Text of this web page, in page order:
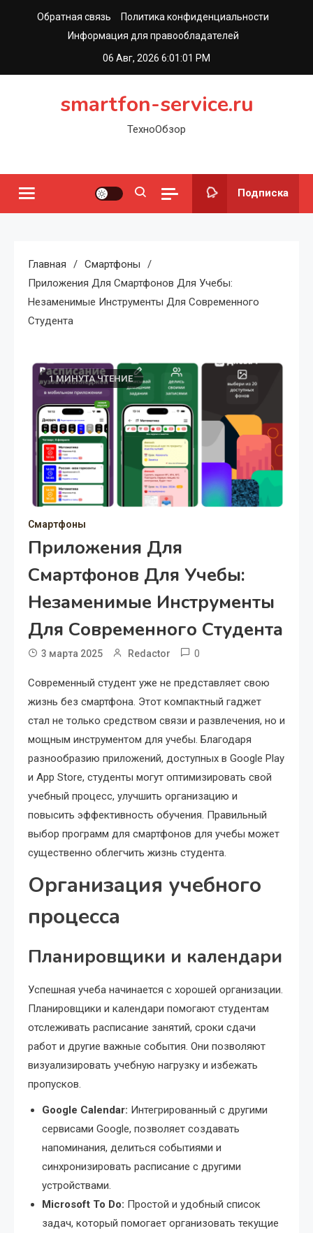
Обратная связь
Политика конфиденциальности
Информация для правообладателей
06 Авг, 2026 6:01:02 PM
smartfon-service.ru
ТехноОбзор
Подписка
Главная
Смартфоны
Приложения Для Смартфонов Для Учебы:
Незаменимые Инструменты Для Современного
Студента
1 МИНУТА ЧТЕНИЕ
Смартфоны
Приложения Для
Смартфонов Для Учебы:
Незаменимые Инструменты
Для Современного Студента
3 марта 2025 Redactor 0
Современный студент уже не представляет свою
жизнь без смартфона. Этот компактный гаджет
стал не только средством связи и развлечения, но и
мощным инструментом для учебы. Благодаря
разнообразию приложений, доступных в Google Play
и App Store, студенты могут оптимизировать свой
учебный процесс, улучшить организацию и
повысить эффективность обучения. Правильный
выбор программ для смартфонов для учебы может
существенно облегчить жизнь студента.
Организация учебного
процесса
Планировщики и календари
Успешная учеба начинается с хорошей организации.
Планировщики и календари помогают студентам
отслеживать расписание занятий, сроки сдачи
работ и другие важные события. Они позволяют
визуализировать учебную нагрузку и избежать
пропусков.
Google Calendar: Интегрированный с другими
сервисами Google, позволяет создавать
напоминания, делиться событиями и
синхронизировать расписание с другими
устройствами.
Microsoft To Do: Простой и удобный список
задач, который помогает организовать текущие